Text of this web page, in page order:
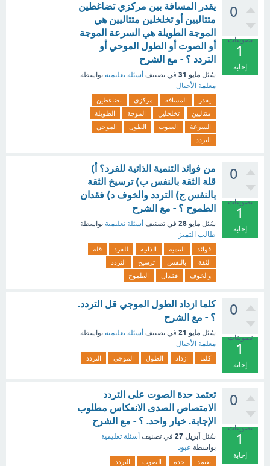
0
تصويتات
1
إجابة
‏يقدر المسافة بين مركزي تضاغطين
‏متتاليين أو تخلخلين ‏متتاليين ‏هي
الموجة الطويلة هي السرعة الموجة
أو الصوت أو الطول الموحي ‏أو
التردد ؟ - مع الشرح
سُئل مايو 31 في تصنيف أسئلة تعليمية بواسطة
معلمة الأجيال
يقدر المسافة مركزي
تضاغطين
متتاليين
تخلخلين الموجة
الطويلة
السرعة
الصوت الطول
الموحي
التردد
0
تصويتات
1
إجابة
من فوائد التنمية الذاتية للفرد؟ أ)
قلة الثقة بالنفس ب) ترسيخ الثقة
بالنفس ج) التردد والخوف د) فقدان
الطموح ؟ - مع الشرح
سُئل مايو 28 في تصنيف أسئلة تعليمية بواسطة
طالب التميز
فوائد التنمية الذاتية للفرد
قلة
الثقة
بالنفس ترسيخ
التردد
والخوف
فقدان الطموح
0
تصويتات
1
إجابة
كلما ازداد الطول الموجي قل التردد.
؟ - مع الشرح
سُئل مايو 21 في تصنيف أسئلة تعليمية بواسطة
معلمة الأجيال
كلما ازداد الطول الموجي التردد
0
تصويتات
1
إجابة
تعتمد حدة الصوت على التردد
الامتصاص الصدى الانعكاس مطلوب
الإجابة. خيار واحد. ؟ - مع الشرح
سُئل أبريل 27 في تصنيف أسئلة تعليمية
بواسطة عبود
تعتمد حدة الصوت
التردد